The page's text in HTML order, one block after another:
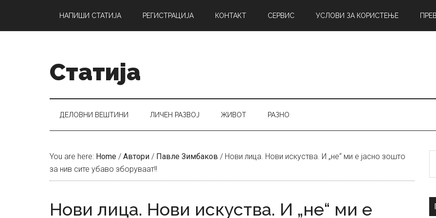
main
secondary
primary
НАПИШИ СТАТИЈА РЕГИСТРАЦИЈА КОНТАКТ СЕРВИС УСЛОВИ ЗА КОРИСТЕЊЕ
Статија
ДЕЛОВНИ ВЕШТИНИ ЛИЧЕН РАЗВОЈ ЖИВОТ РАЗНО
You are here: Home / Автори / Павле Зимбаков / Нови лица. Нови искуства. И „не“ ми е јасно зошто
за нив сите убаво зборуваат!!
Нови лица. Нови искуства. И „не“ ми е